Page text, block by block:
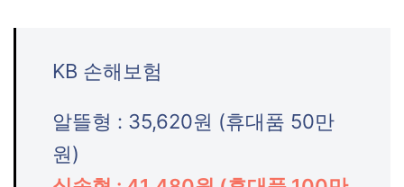
KB 손해보험
알뜰형 : 35,620원 (휴대품 50만
원)